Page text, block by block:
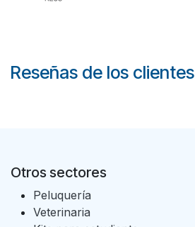
Reseñas de los clientes
Otros sectores
Peluquería
Veterinaria